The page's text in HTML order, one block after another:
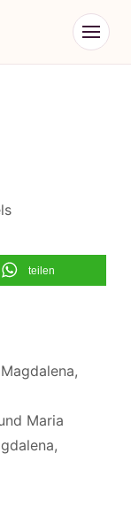
teilen
,
Maria
,